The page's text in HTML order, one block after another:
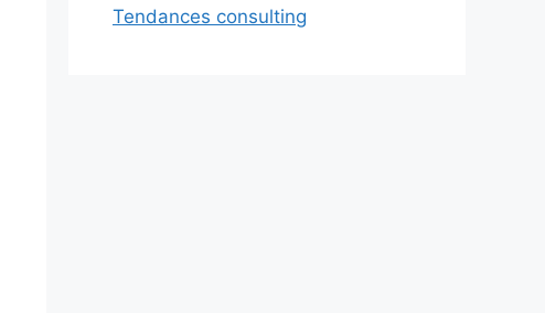
Tendances consulting